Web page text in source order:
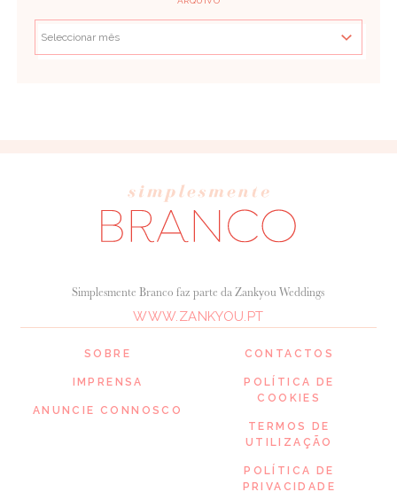
SOBRE
IMPRENSA
ANUNCIE CONNOSCO
Simplesmente Branco faz parte da Zankyou Weddings
WWW.ZANKYOU.PT
CONTACTOS
POLÍTICA DE
COOKIES
TERMOS DE
UTILIZAÇÃO
POLÍTICA DE
PRIVACIDADE